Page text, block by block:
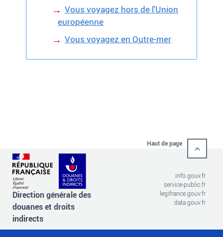
Vous voyagez hors de l'Union
européenne
Vous voyagez en Outre-mer
Haut de page
Direction générale des
douanes et droits
indirects
info.gouv.fr
service-public.fr
legifrance.gouv.fr
data.gouv.fr